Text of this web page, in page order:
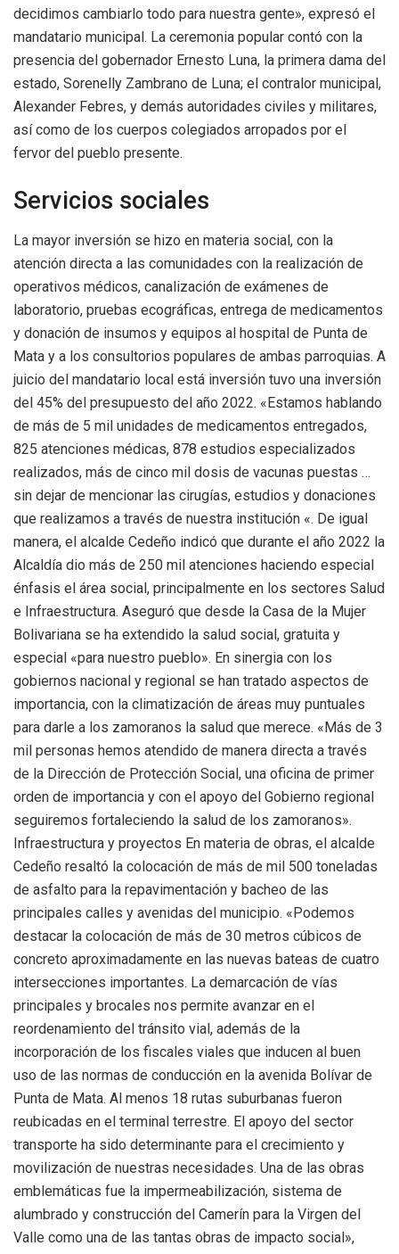
decidimos cambiarlo todo para nuestra gente», expresó el
mandatario municipal. La ceremonia popular contó con la
presencia del gobernador Ernesto Luna, la primera dama del
estado, Sorenelly Zambrano de Luna; el contralor municipal,
Alexander Febres, y demás autoridades civiles y militares,
así como de los cuerpos colegiados arropados por el
fervor del pueblo presente.
Servicios sociales
La mayor inversión se hizo en materia social, con la
atención directa a las comunidades con la realización de
operativos médicos, canalización de exámenes de
laboratorio, pruebas ecográficas, entrega de medicamentos
y donación de insumos y equipos al hospital de Punta de
Mata y a los consultorios populares de ambas parroquias. A
juicio del mandatario local está inversión tuvo una inversión
del 45% del presupuesto del año 2022. «Estamos hablando
de más de 5 mil unidades de medicamentos entregados,
825 atenciones médicas, 878 estudios especializados
realizados, más de cinco mil dosis de vacunas puestas …
sin dejar de mencionar las cirugías, estudios y donaciones
que realizamos a través de nuestra institución «. De igual
manera, el alcalde Cedeño indicó que durante el año 2022 la
Alcaldía dio más de 250 mil atenciones haciendo especial
énfasis el área social, principalmente en los sectores Salud
e Infraestructura. Aseguró que desde la Casa de la Mujer
Bolivariana se ha extendido la salud social, gratuita y
especial «para nuestro pueblo». En sinergia con los
gobiernos nacional y regional se han tratado aspectos de
importancia, con la climatización de áreas muy puntuales
para darle a los zamoranos la salud que merece. «Más de 3
mil personas hemos atendido de manera directa a través
de la Dirección de Protección Social, una oficina de primer
orden de importancia y con el apoyo del Gobierno regional
seguiremos fortaleciendo la salud de los zamoranos».
Infraestructura y proyectos En materia de obras, el alcalde
Cedeño resaltó la colocación de más de mil 500 toneladas
de asfalto para la repavimentación y bacheo de las
principales calles y avenidas del municipio. «Podemos
destacar la colocación de más de 30 metros cúbicos de
concreto aproximadamente en las nuevas bateas de cuatro
intersecciones importantes. La demarcación de vías
principales y brocales nos permite avanzar en el
reordenamiento del tránsito vial, además de la
incorporación de los fiscales viales que inducen al buen
uso de las normas de conducción en la avenida Bolívar de
Punta de Mata. Al menos 18 rutas suburbanas fueron
reubicadas en el terminal terrestre. El apoyo del sector
transporte ha sido determinante para el crecimiento y
movilización de nuestras necesidades. Una de las obras
emblemáticas fue la impermeabilización, sistema de
alumbrado y construcción del Camerín para la Virgen del
Valle como una de las tantas obras de impacto social»,